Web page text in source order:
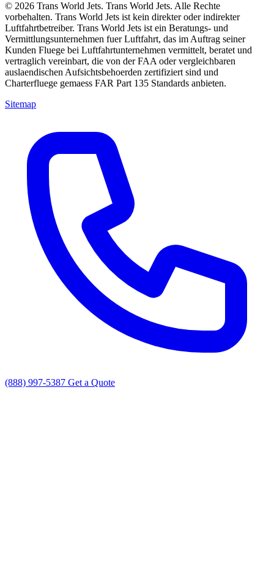
© 2026 Trans World Jets. Trans World Jets. Alle Rechte
vorbehalten. Trans World Jets ist kein direkter oder indirekter
Luftfahrtbetreiber. Trans World Jets ist ein Beratungs- und
Vermittlungsunternehmen fuer Luftfahrt, das im Auftrag seiner
Kunden Fluege bei Luftfahrtunternehmen vermittelt, beratet und
vertraglich vereinbart, die von der FAA oder vergleichbaren
auslaendischen Aufsichtsbehoerden zertifiziert sind und
Charterfluege gemaess FAR Part 135 Standards anbieten.
Sitemap
(888) 997-5387 Get a Quote